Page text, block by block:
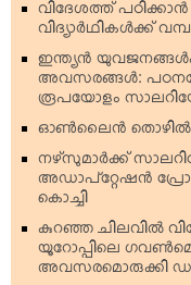
വിദേശത്ത്
വിദ്യാര്‍ഥികള്‍ക്ക്
ഇന്ത്യന്‍
അവസരങ്ങള്‍:
രൂപയോളം
ഓണ്‍ലൈന്‍ തൊഴില്‍
നഴ്‌സുമാര്‍ക്ക്
അഡാപ്റ്റേഷന്‍
കൊച്ചി
കുറഞ്ഞ ചിലവില്‍
യൂറോപ്പിലെ
അവസരമൊരുക്കി